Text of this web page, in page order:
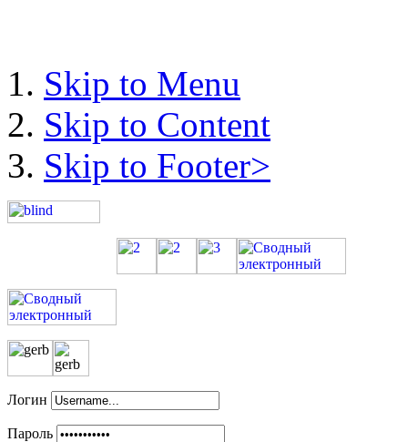
Skip to Menu
Skip to Content
Skip to Footer>
Логин
Пароль